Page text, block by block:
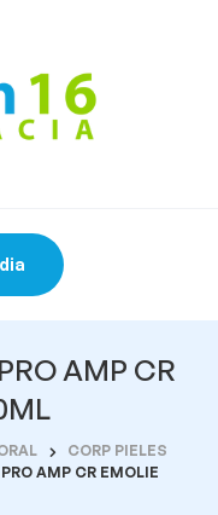
AMP CR
CORP PIELES
AMP CR EMOLIE